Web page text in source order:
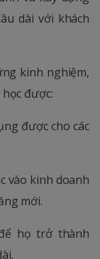
dài với khách
kinh nghiệm,
được:
được cho các
vào kinh doanh
mới.
họ trở thành